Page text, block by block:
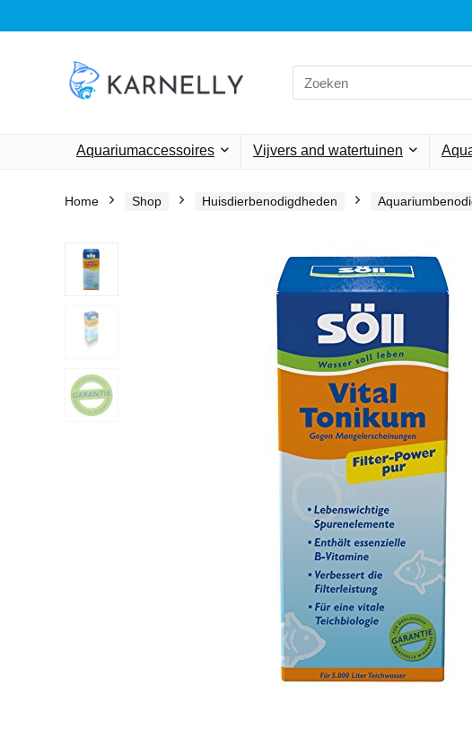
Search
for:
Aquariumaccessoires Vijvers and watertuinen
Home Shop Huisdierbenodigdheden